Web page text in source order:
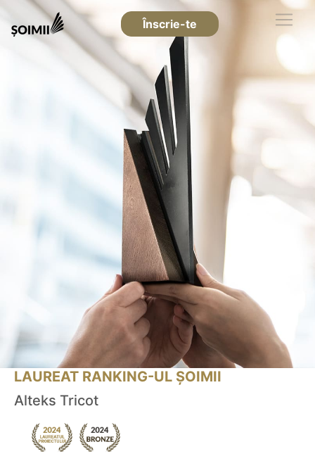
Înscrie-te
LAUREAT RANKING-UL ȘOIMII
Alteks Tricot